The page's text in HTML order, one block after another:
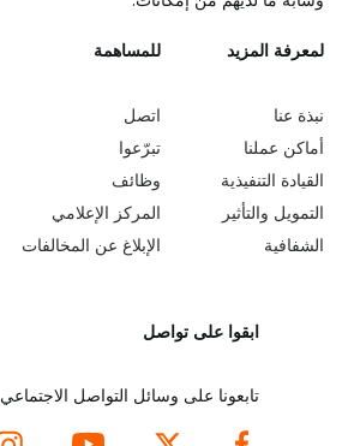
L
e
a
r
n
لمعرفة المزيد
نبذة عنا
أماكن عملنا
القيادة التنفيذية
التمويل والتأثير
الشفافية
G
o
b
e
y
n
d
للمساهمة
اتصل
تبرّعوا
وظائف
المركز الإعلامي
الإبلاغ عن المخالفات
ابقوا على تواصل
تابعونا على وسائل التواصل الاجتماعي